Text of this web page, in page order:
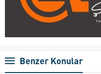
Benzer Konular